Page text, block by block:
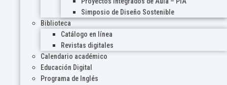
Simposio de Diseño Sostenible
Biblioteca
Catálogo en línea
Revistas digitales
Calendario académico
Educación Digital
Programa de Inglés